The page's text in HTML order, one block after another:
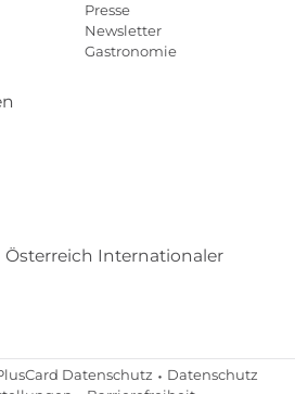
Presse
Newsletter
Gastronomie
Österreich Internationaler
Datenschutz
Datenschutz